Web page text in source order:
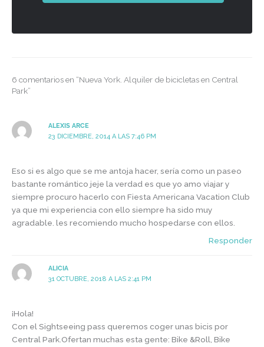
6 comentarios en “Nueva York. Alquiler de bicicletas en Central
Park”
ALEXIS ARCE
23 DICIEMBRE, 2014 A LAS 7:46 PM
Eso si es algo que se me antoja hacer, sería como un paseo
bastante romántico jeje la verdad es que yo amo viajar y
siempre procuro hacerlo con Fiesta Americana Vacation Club
ya que mi experiencia con ello siempre ha sido muy
agradable. les recomiendo mucho hospedarse con ellos.
Responder
ALICIA
31 OCTUBRE, 2018 A LAS 2:41 PM
¡Hola!
Con el Sightseeing pass queremos coger unas bicis por
Central Park.Ofertan muchas esta gente: Bike &Roll, Bike